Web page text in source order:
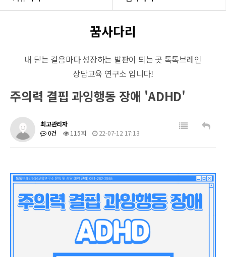
꿈사다리
내 딛는 걸음마다 성장하는 발판이 되는 곳 톡톡브레인
상담교육 연구소 입니다!
주의력 결핍 과잉행동 장애 'ADHD'
최고관리자
0건
115회 22-07-12 17:13